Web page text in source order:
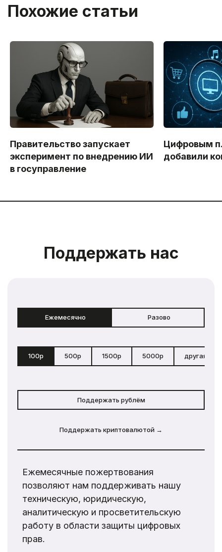
Похожие статьи
Правительство запускает
эксперимент по внедрению ИИ
в госуправление
Цифровым
добавили
Поддержать нас
Ежемесячно Разово
100р 500р 1500р 5000р другая
Поддержать рублём
Поддержать криптовалютой →
Ежемесячные пожертвования
позволяют нам поддерживать нашу
техническую, юридическую,
аналитическую и просветительскую
работу в области защиты цифровых
прав.